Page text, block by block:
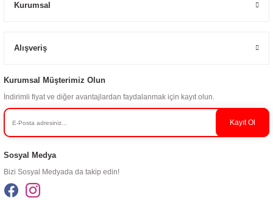
Kurumsal
Alışveriş
Kurumsal Müşterimiz Olun
İndirimli fiyat ve diğer avantajlardan faydalanmak için kayıt olun.
Kayıt Ol
Sosyal Medya
Bizi Sosyal Medyada da takip edin!